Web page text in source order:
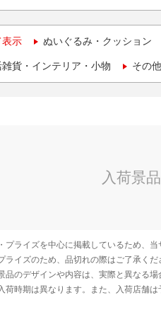
表示 ぬいぐるみ・クッション
貨・インテリア・小物 その